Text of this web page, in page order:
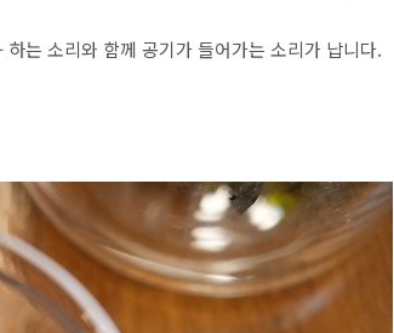
는 소리와 함께 공기가 들어가는 소리가 납니다.